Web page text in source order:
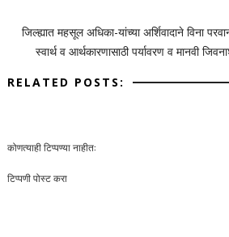
जिल्ह्यात महसूल अधिका-यांच्या अर्शिवादाने विना
स्वार्थ व आर्थकारणासाठी पर्यावरण व मानवी
RELATED POSTS:
कोणत्याही टिप्पण्‍या नाहीत:
टिप्पणी पोस्ट करा